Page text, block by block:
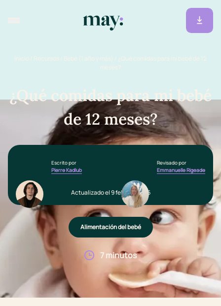
Inicio / Recursos / Bebé (1 año y más) /
¿Qué comidas para mi bebé de 12
meses?
¿Qué comidas para mi bebé
de 12 meses?
Escrito por
Pierre Kadlub
Revisado por
Emmanuelle Rigeade
Actualizado el 9 febrero 2026
Alimentación del bebé
7 minutos